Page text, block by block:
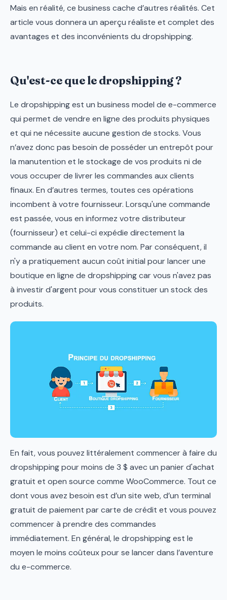
Mais en réalité, ce business cache d’autres réalités. Cet
article vous donnera un aperçu réaliste et complet des
avantages et des inconvénients du dropshipping.
Qu'est-ce que le dropshipping ?
Le dropshipping est un business model de e-commerce
qui permet de vendre en ligne des produits physiques
et qui ne nécessite aucune gestion de stocks. Vous
n’avez donc pas besoin de posséder un entrepôt pour
la manutention et le stockage de vos produits ni de
vous occuper de livrer les commandes aux clients
finaux. En d’autres termes, toutes ces opérations
incombent à votre fournisseur. Lorsqu'une commande
est passée, vous en informez votre distributeur
(fournisseur) et celui-ci expédie directement la
commande au client en votre nom. Par conséquent, il
n'y a pratiquement aucun coût initial pour lancer une
boutique en ligne de dropshipping car vous n'avez pas
à investir d'argent pour vous constituer un stock des
produits.
En fait, vous pouvez littéralement commencer à faire du
dropshipping pour moins de 3 $ avec un panier d'achat
gratuit et open source comme WooCommerce. Tout ce
dont vous avez besoin est d’un site web, d’un terminal
gratuit de paiement par carte de crédit et vous pouvez
commencer à prendre des commandes
immédiatement. En général, le dropshipping est le
moyen le moins coûteux pour se lancer dans l’aventure
du e-commerce.